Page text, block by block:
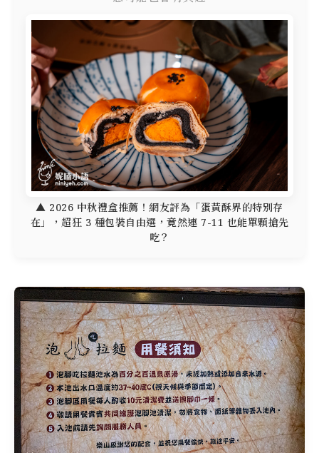
▲ 2026 中秋禮盒推薦！網友評為「蛋黃酥界的特別存
在」，超狂 3 種包裝自由選，竟然連 7-11 也能單顆搶先
吃？